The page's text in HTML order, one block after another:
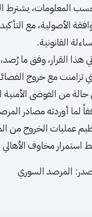
المعلومات، يشترط
الأصولية، مع
القانونية.
هذا القرار، وفق ما
تزامنت مع خروج
من الفوضى الأمنية
لما أوردته مصادر
عمليات الخروج من
استمرار مخاوف الأهالي
المرصد السوري